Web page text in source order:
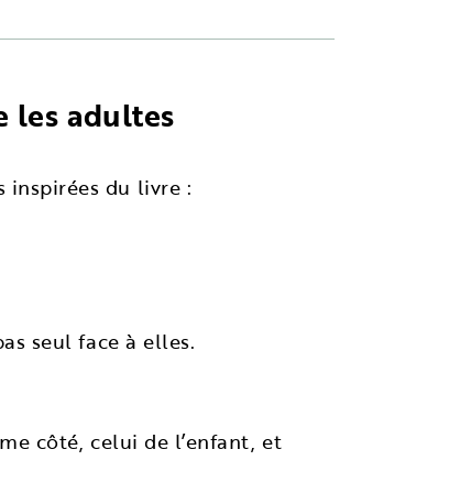
les adultes
inspirées du livre :
seul face à elles.
côté, celui de l’enfant, et